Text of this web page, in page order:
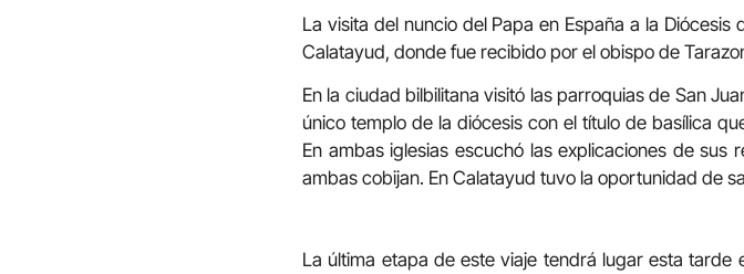
La visita del nuncio del Papa en España a la
Calatayud, donde fue recibido por el obispo de
En la ciudad bilbilitana visitó las parroquias de San
único templo de la diócesis con el título de basílica
En ambas iglesias escuchó las explicaciones de
ambas cobijan. En Calatayud tuvo la oportunidad de
La última etapa de este viaje tendrá lugar esta